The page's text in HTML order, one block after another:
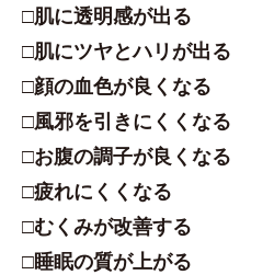
□肌に透明感が出る
□肌にツヤとハリが出る
□顔の血色が良くなる
□風邪を引きにくくなる
□お腹の調子が良くなる
□疲れにくくなる
□むくみが改善する
□睡眠の質が上がる